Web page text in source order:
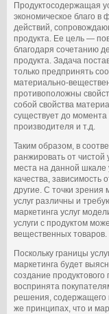
Продуктосодержащая
экономическое благо в
действий,
продукта. Ее цель —
благодаря сочетанию
продукта. Задача
только предпринять
материально-
противоположны
собой свойства
существует до момента
производителя и т.д.
Таким образом, в
ранжировать от чистой
места на данной шкале
качества, зависимость
другие. С точки зрения
услуг различны и
маркетинга услуг
услуги с продуктом
вещественных товаров.
Поскольку границы
маркетинга будет
создание
воспринята
решения, содержащего
же принципах, что и